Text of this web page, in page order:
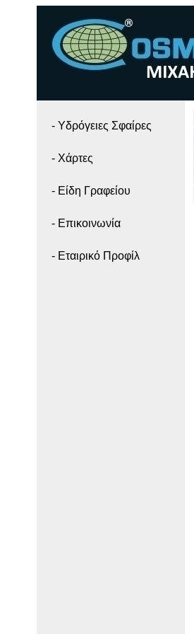
- Yδρόγειες Σφαίρες
- Χάρτες
- Είδη Γραφείου
- Επικοινωνία
- Εταιρικό Προφίλ